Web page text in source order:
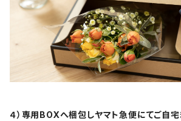
４）専用BOXへ梱包しヤマト急便にてご自